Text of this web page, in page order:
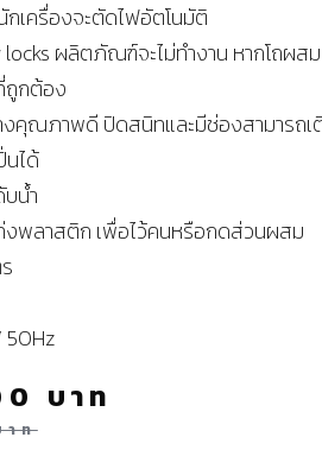
กเครื่องจะตัดไฟอัตโนมัติ
ผลิตภัณฑ์จะไม่ทำงาน หากโถผส
ถูกต้อง
งคุณภาพดี ปิดสนิทและมีช่องสามารถ
ได้
น้ำ
งพลาสติก เพื่อไว้คนหรือกดส่วนผสม
50Hz
าท
บาท